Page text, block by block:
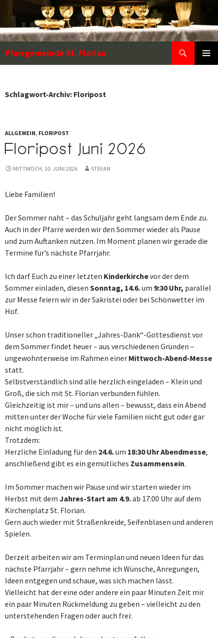
Inhalt
springen
Pfarrgemeinde St. Florian
Schlagwort-Archiv: Floripost
ALLGEMEIN, FLORIPOST
Floripost Juni 2026
MITTWOCH, 10. JUNI 2026 STEFAN
Liebe Familien!
Der Sommer naht – das Schuljahr geht langsam dem Ende zu.
Auch in der Pfarre werden wir den Sommer wieder als Pause
und zum Auftanken nützen. Im Moment planen wir gerade die
Termine für’s nächste Pfarrjahr.
Ich darf Euch zu einer letzten Kinderkirchevor der dem
Sommer einladen, diesen Sonntag, 14.6.um 9:30 Uhr, parallel
zur Messe feiern wir in der Sakristei oder bei Schönwetter im
Hof.
Unser schon traditioneller „Jahres-Dank“-Gottesdienst vor
dem Sommer findet heuer – aus verschiedenen Gründen –
ungewohnterweise im Rahmen einer Mittwoch-Abend-Messe
statt.
Selbstverständlich sind alle herzlich eingeladen – Klein und
Groß, die sich mit St. Florian verbunden fühlen.
Gleichzeitig ist mir – und uns allen – bewusst, dass ein Abend
mitten unter der Woche für viele Familien nicht gut oder gar
nicht möglich ist.
Trotzdem:
Herzliche Einladung für den 24.6.um 18:30 Uhr Abendmesse,
anschließend gibt es ein gemütliches Zusammensein.
Im Sommer machen wir Pause und wir starten wieder im
Herbst mit dem Jahres-Start am 4.9.ab 17:00 Uhr auf dem
Kirchenplatz St. Florian.
Gern auch wieder mit Straßenkreide, Seifenblasen und anderen
Spielen.
Derzeit arbeiten wir am Terminplan und neuen Ideen für das
nächste Pfarrjahr – gern nehme ich Wünsche, Anregungen,
Ideen entgegen und schaue, was sich machen lässt.
Vielleicht hat der eine oder andere ein paar Minuten Zeit mir
ein paar Minuten Rückmeldung zu geben – vielleicht zu den
unterstehenden Fragen oder auch frei: